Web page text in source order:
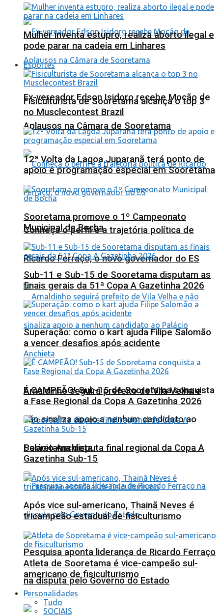
Ex-vereador Edson Isidoro recebe Moção de
Aplausos na Câmara de Sooretama
Conheça o perfil e a trajetória política de
Ricardo Ferraço, o novo governador do ES
Arnaldinho seguirá prefeito de Vila Velha e
não sinaliza apoio a nenhum candidato ao
Palácio Anchieta
Pesquisa aponta liderança de Ricardo Ferraço
na disputa pelo Governo do Estado
Mulher inventa estupro, realiza aborto ilegal e
pode parar na cadeia em Linhares
Esportes
Fisiculturista de Sooretama alcança o top 3
no Musclecontest Brazil
12ª Volta da Lagoa Juparanã terá ponto de
apoio e programação especial em Sooretama
Sooretama promove o 1º Campeonato
Municipal de Bocha
Sub-11 e Sub-15 de Sooretama disputam as
finais gerais da 51ª Copa A Gazetinha 2026
Superação: como o kart ajuda Filipe Salomão
a vencer desafios após acidente
É CAMPEÃO! Sub-15 de Sooretama conquista
a Fase Regional da Copa A Gazetinha 2026
Sooretama disputa final regional da Copa A
Gazetinha Sub-15
Após vice sul-americano, Thainã Neves é
tricampeão estadual de fisiculturismo
Atleta de Sooretama é vice-campeão sul-
americano de fisiculturismo
Personalidades
Tudo
SOCIAIS